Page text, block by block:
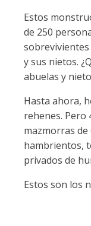
Estos
de 250
y sus nietos.
abuelas y
Hasta ahora,
rehenes. Pero
mazmorras de
hambrientos,
privados de
Estos son los